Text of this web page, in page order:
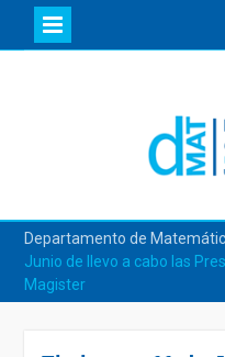
Departamento de
Junio de llevo a cabo las
Magister